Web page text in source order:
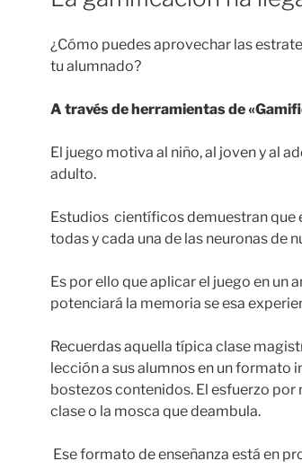
¿Cómo puedes aprovechar las
tu alumnado?
A través de herramientas de
El juego motiva al niño, al joven y al
adulto.
Estudios científicos demuestran que
todas y cada una de las neuronas de
Es por ello que aplicar el juego en un
potenciará la memoria se esa
Recuerdas aquella típica clase
lección a sus alumnos en un formato
bostezos contenidos. El esfuerzo por
clase o la mosca que deambula.
Ese formato de enseñanza está en